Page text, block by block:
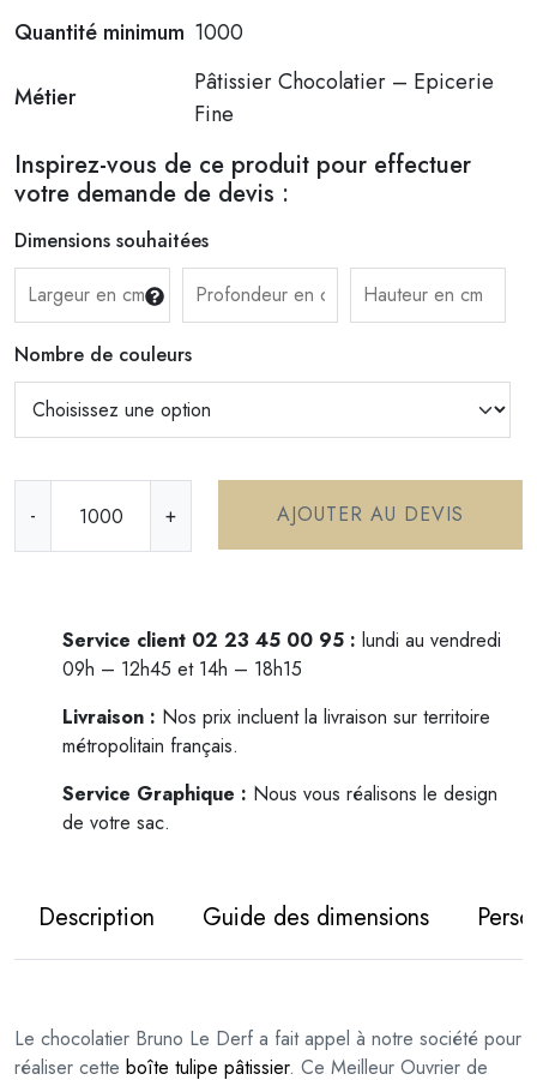
Quantité minimum 1000
Métier
Pâtissier Chocolatier – Epicerie
Fine
Inspirez-vous de ce produit pour effectuer
votre demande de devis :
Dimensions souhaitées
Nombre de couleurs
-
a
u
p
e
+ AJOUTER AU DEVIS
Service client 02 23 45 00 95 : lundi au vendredi
09h – 12h45 et 14h – 18h15
Livraison : Nos prix incluent la livraison sur territoire
métropolitain français.
Service Graphique : Nous vous réalisons le design
de votre sac.
Description Guide des dimensions
Le chocolatier Bruno Le Derf a fait appel à notre société pour
réaliser cette boîte tulipe pâtissier. Ce Meilleur Ouvrier de